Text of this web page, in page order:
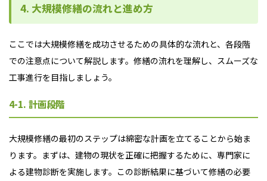
4. 大規模修繕の流れと進め方
ここでは大規模修繕を成功させるための具体的な流れと、各段階
での注意点について解説します。修繕の流れを理解し、スムーズな
工事進行を目指しましょう。
4-1. 計画段階
大規模修繕の最初のステップは綿密な計画を立てることから始ま
ります。まずは、建物の現状を正確に把握するために、専門家に
よる建物診断を実施します。この診断結果に基づいて修繕の必要